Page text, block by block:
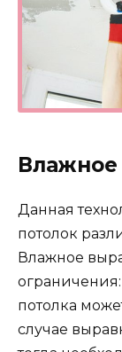
Данная
потолок
Влажное
потолка
случае